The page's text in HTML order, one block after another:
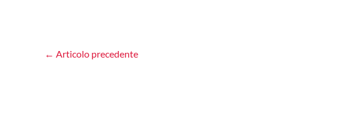
← Articolo precedente